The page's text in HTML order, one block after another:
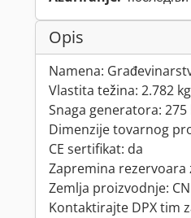
Opis
Namena:
Vlastita težina: 2.782 kg
Snaga generatora: 275
Dimenzije tovarnog
CE sertifikat: da
Zapremina rezervoara
Zemlja proizvodnje: CN
Kontaktirajte DPX tim